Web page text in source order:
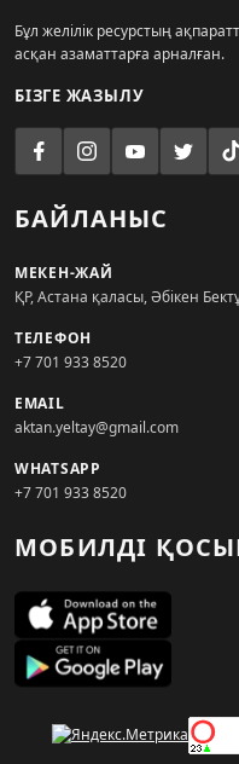
Бұл желілік ресурстың
асқан азаматтарға арналған.
БІЗГЕ ЖАЗЫЛУ
БАЙЛАНЫС
МЕКЕН-ЖАЙ
ҚР, Астана қаласы, Әбікен
ТЕЛЕФОН
+7 701 933 8520
EMAIL
aktan.yeltay@gmail.com
WHATSAPP
+7 701 933 8520
МОБИЛДІ